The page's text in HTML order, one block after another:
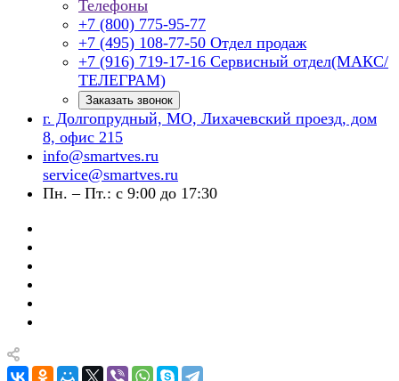
Телефоны
+7 (800) 775-95-77
+7 (495) 108-77-50 Отдел продаж
+7 (916) 719-17-16 Сервисный отдел(МАКС/
ТЕЛЕГРАМ)
Заказать звонок
г. Долгопрудный, МО, Лихачевский проезд, дом
8, офис 215
info@smartves.ru
service@smartves.ru
Пн. – Пт.: с 9:00 до 17:30